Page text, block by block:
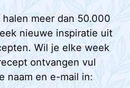
meer dan 50.000
nieuwe inspiratie uit
Wil je elke week
ontvangen vul
naam en e-mail in: